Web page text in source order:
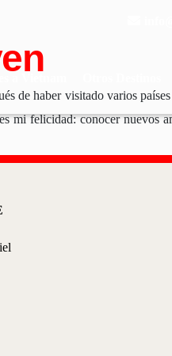
a Vietnam
de haber visitado varios
felicidad: conocer nuevos